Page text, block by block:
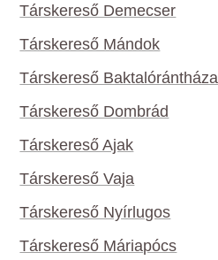
Társkereső Demecser
Társkereső Mándok
Társkereső Baktalórántháza
Társkereső Dombrád
Társkereső Ajak
Társkereső Vaja
Társkereső Nyírlugos
Társkereső Máriapócs